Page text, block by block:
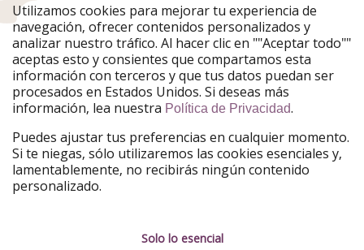
PiratinViaggio
HolidayPirates
VakantiePiraten
WakacyjniPiraci
VoyagesPirates
Ferienpiraten
Urlaubspiraten
Urlaubspiraten
TravelPirates
Nuestro grupo
HolidayPirates Group
Conócenos mejor
Sobre ViajerosPiratas
Información legal
Utilizamos cookies para mejorar tu experiencia de
navegación, ofrecer contenidos personalizados y
analizar nuestro tráfico. Al hacer clic en ""Aceptar todo""
aceptas esto y consientes que compartamos esta
información con terceros y que tus datos puedan ser
procesados en Estados Unidos. Si deseas más
información, lea nuestra Política de Privacidad.
Puedes ajustar tus preferencias en cualquier momento.
Si te niegas, sólo utilizaremos las cookies esenciales y,
lamentablemente, no recibirás ningún contenido
personalizado.
Solo lo esencial